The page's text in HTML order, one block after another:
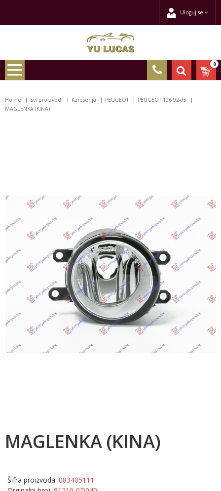
Uloguj se
0
Home Svi proizvodi Karoserija PEUGEOT
PEUGEOT 106 92-95
MAGLENKA (KINA)
MAGLENKA (KINA)
Šifra proizvoda: 083405111